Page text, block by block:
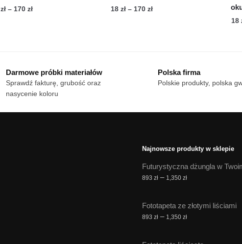
zł – 170 złZakres
wariantów.
Opcje
można
wybrać
18zł – 170złZakres
wariantów.
wybrać
produktu
18
Darmowe próbki materiałów
Sprawdź fakturę, grubość oraz
nasycenie koloru
Polska firma
Polskie produkty, polska
Najnowsze produkty w sklepie
Futurystyczna dżungla w
893 zł – 1,350 złZakres
893 zł
Fototapeta ze złotymi liściami
893 zł – 1,350 złZakres